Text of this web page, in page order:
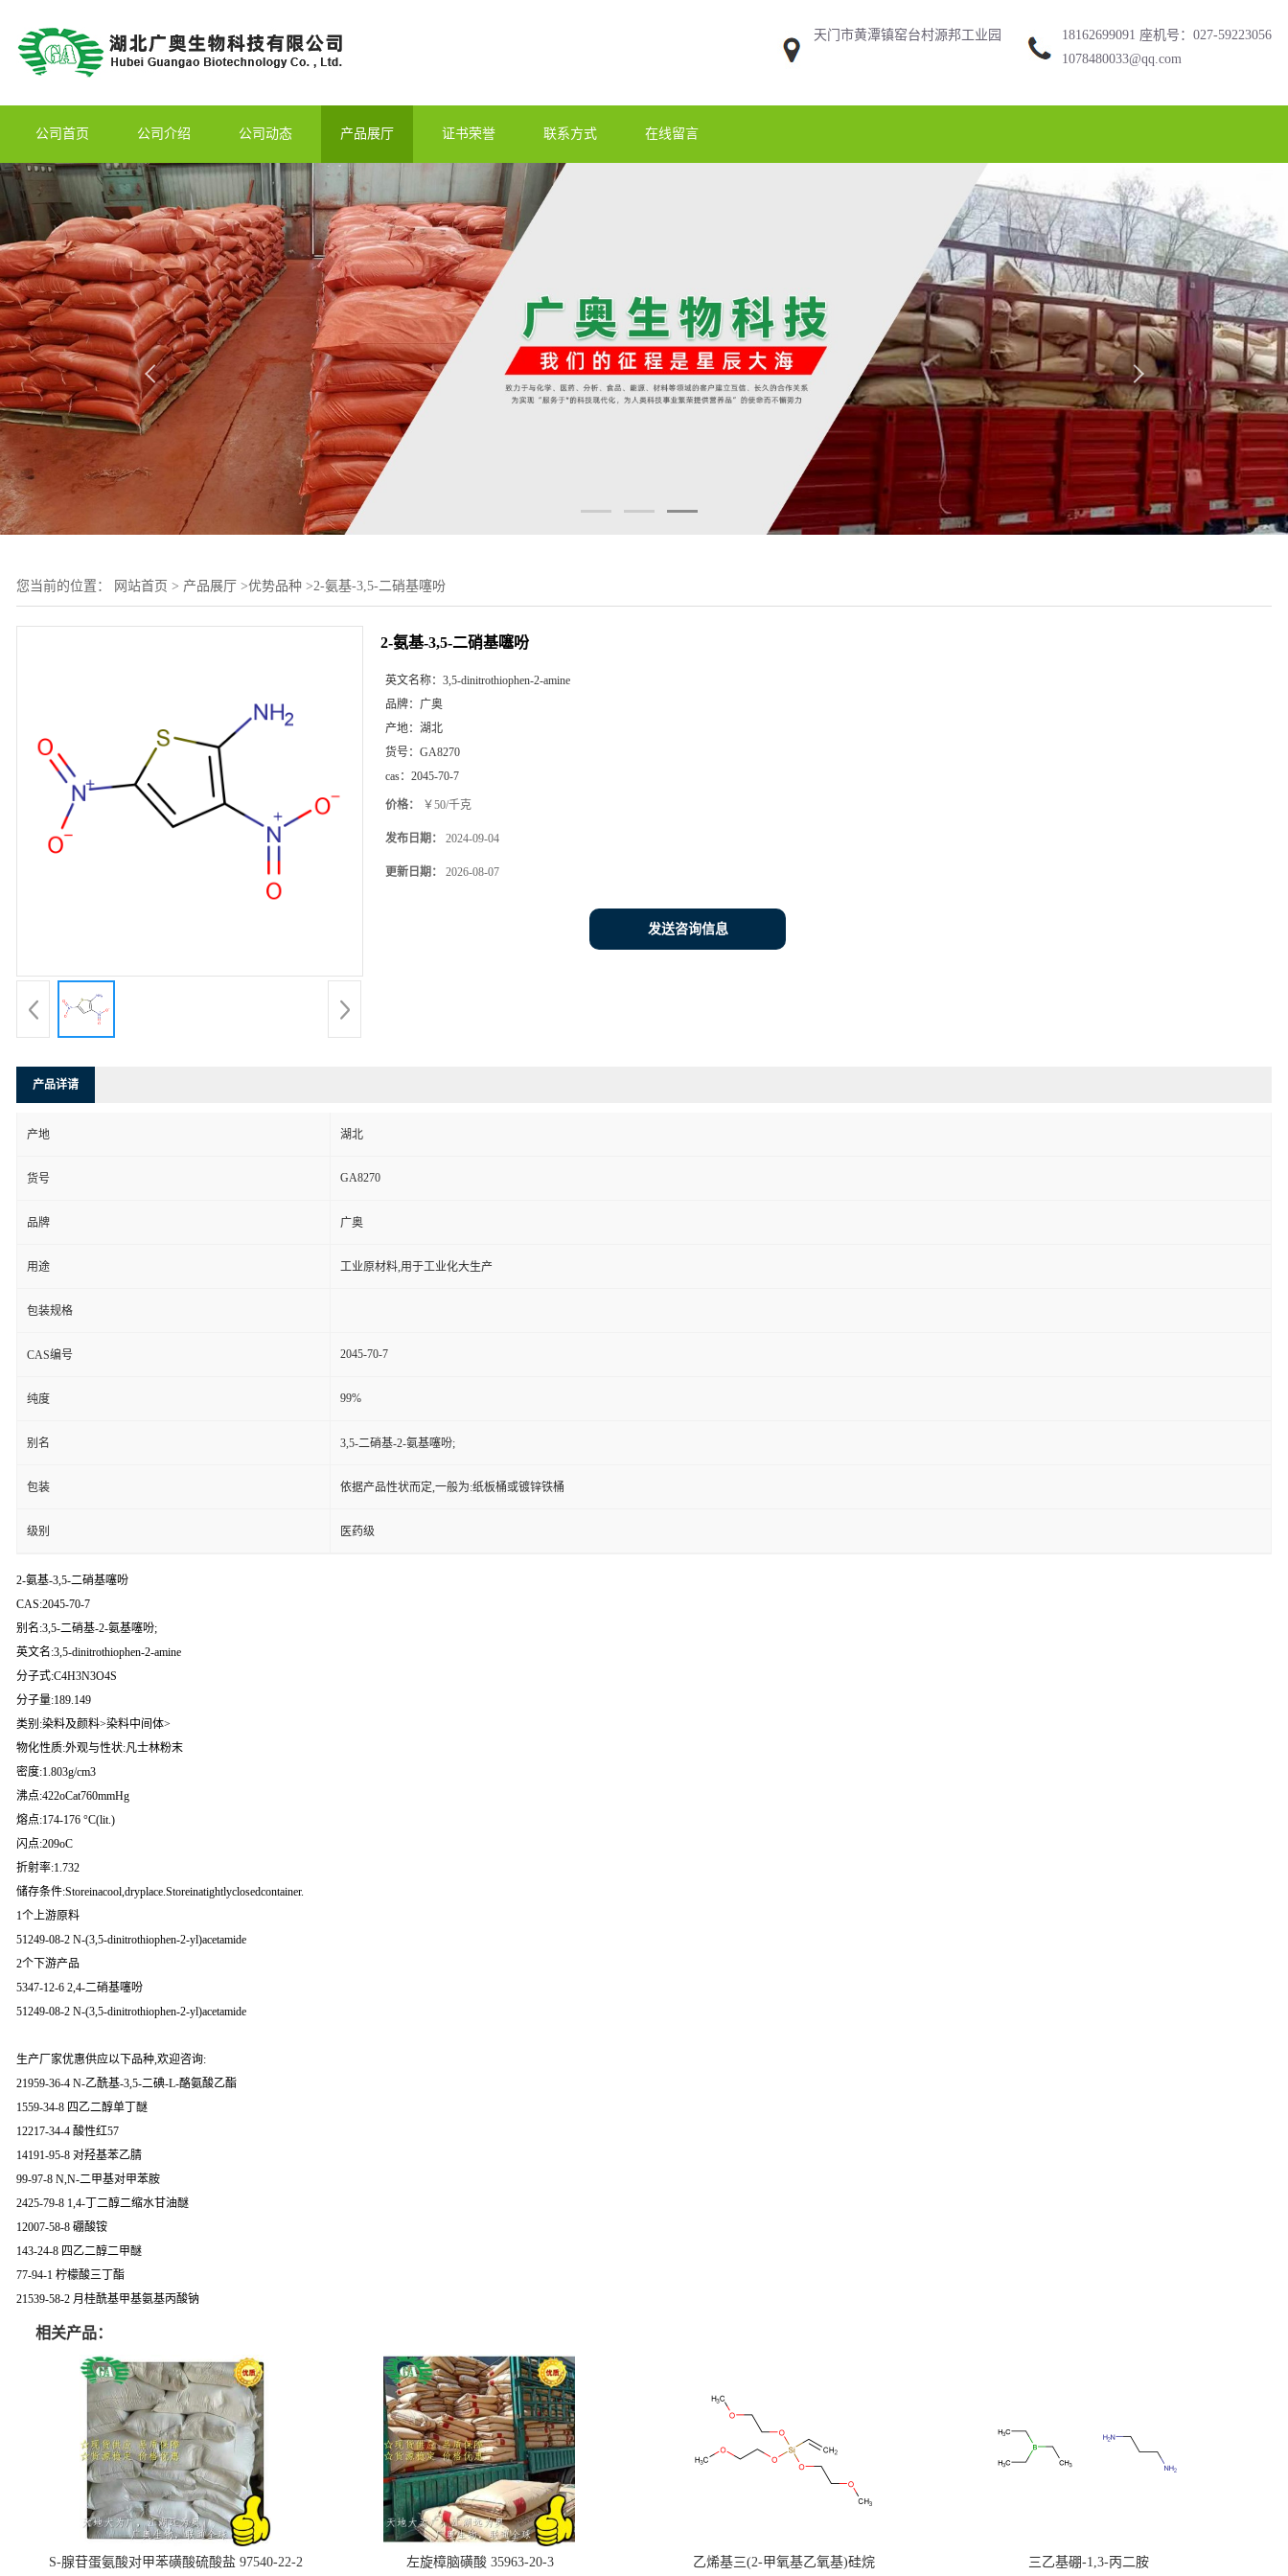
天门市黄潭镇窑台村源邦工业园
18162699091 座机号：027-59223056
1078480033@qq.com
公司首页 公司介绍 公司动态 产品展厅 证书荣誉 联系方式 在线留言
您当前的位置： 网站首页 > 产品展厅 >优势品种 >2-氨基-3,5-二硝基噻吩
2-氨基-3,5-二硝基噻吩
英文名称： 3,5-dinitrothiophen-2-amine
品牌： 广奥
产地： 湖北
货号： GA8270
cas： 2045-70-7
价格： ￥50/千克
发布日期： 2024-09-04
更新日期： 2026-08-07
发送咨询信息
产品详请
产地 湖北
货号 GA8270
品牌 广奥
用途 工业原材料,用于工业化大生产
包装规格
CAS编号 2045-70-7
纯度 99%
别名 3,5-二硝基-2-氨基噻吩;
包装 依据产品性状而定,一般为:纸板桶或镀锌铁桶
级别 医药级
2-氨基-3,5-二硝基噻吩
CAS:2045-70-7
别名:3,5-二硝基-2-氨基噻吩;
英文名:3,5-dinitrothiophen-2-amine
分子式:C4H3N3O4S
分子量:189.149
类别:染料及颜料>染料中间体>
物化性质:外观与性状:凡士林粉末
密度:1.803g/cm3
沸点:422oCat760mmHg
熔点:174-176 °C(lit.)
闪点:209oC
折射率:1.732
储存条件:Storeinacool,dryplace.Storeinatightlyclosedcontainer.
1个上游原料
51249-08-2 N-(3,5-dinitrothiophen-2-yl)acetamide
2个下游产品
5347-12-6 2,4-二硝基噻吩
51249-08-2 N-(3,5-dinitrothiophen-2-yl)acetamide
生产厂家优惠供应以下品种,欢迎咨询:
21959-36-4 N-乙酰基-3,5-二碘-L-酪氨酸乙酯
1559-34-8 四乙二醇单丁醚
12217-34-4 酸性红57
14191-95-8 对羟基苯乙腈
99-97-8 N,N-二甲基对甲苯胺
2425-79-8 1,4-丁二醇二缩水甘油醚
12007-58-8 硼酸铵
143-24-8 四乙二醇二甲醚
77-94-1 柠檬酸三丁酯
21539-58-2 月桂酰基甲基氨基丙酸钠
相关产品：
S-腺苷蛋氨酸对甲苯磺酸硫酸盐 97540-22-2 左旋樟脑磺酸 35963-20-3 乙烯基三(2-甲氧基乙氧基)硅烷 三乙基硼-1,3-丙二胺